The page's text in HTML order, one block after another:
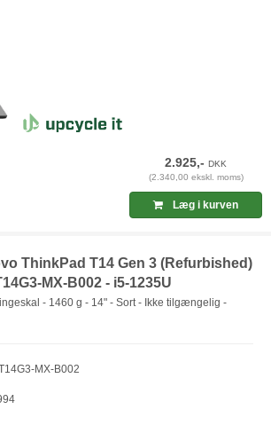
2.925,-DKK
(2.340,00 ekskl. moms)
Læg i kurven
ThinkPad T14 Gen 3 (Refurbished)
MX-B002 - i5-1235U
- 1460 g - 14" - Sort - Ikke tilgængelig -
MX-B002